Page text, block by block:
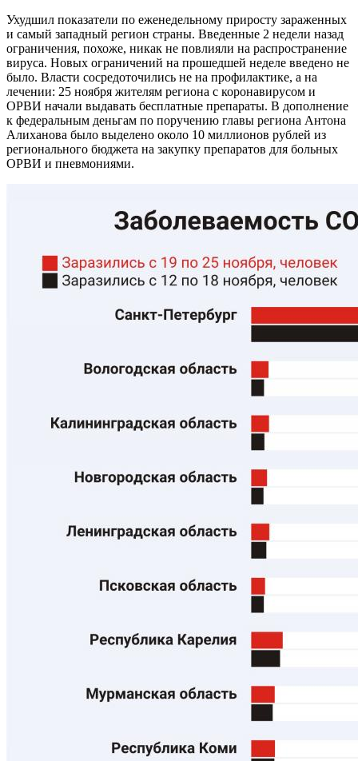
Ухудшил показатели по еженедельному приросту зараженных
и самый западный регион страны. Введенные 2 недели назад
ограничения, похоже, никак не повлияли на распространение
вируса. Новых ограничений на прошедшей неделе введено не
было. Власти сосредоточились не на профилактике, а на
лечении: 25 ноября жителям региона с коронавирусом и
ОРВИ начали выдавать бесплатные препараты. В дополнение
к федеральным деньгам по поручению главы региона Антона
Алиханова было выделено около 10 миллионов рублей из
регионального бюджета на закупку препаратов для больных
ОРВИ и пневмониями.